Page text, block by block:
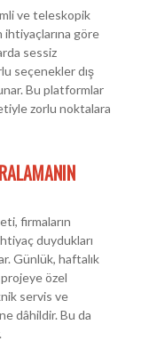
ve teleskopik
göre
sessiz
seçenekler dış
Bu platformlar
zorlu noktalara
firmaların
duydukları
Günlük, haftalık
özel
servis ve
dâhildir. Bu da